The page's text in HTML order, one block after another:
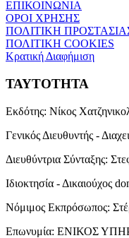
ΕΠΙΚΟΙΝΩΝΙΑ
ΟΡΟΙ ΧΡΗΣΗΣ
ΠΟΛΙΤΙΚΗ
ΠΟΛΙΤΙΚΗ COOKIES
Κρατική Διαφήμιση
ΤΑΥΤΟΤΗΤΑ
Εκδότης: Νίκος
Γενικός Διευθυντής -
Διευθύντρια Σύνταξης:
Ιδιοκτησία - Δικαιούχος
Νόμιμος Εκπρόσωπος:
Επωνυμία: ΕΝΙΚΟΣ